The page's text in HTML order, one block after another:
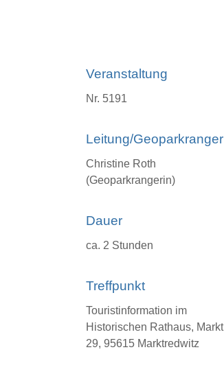
Veranstaltung
Nr. 5191
Leitung/Geoparkranger
Christine Roth
(Geoparkrangerin)
Dauer
ca. 2 Stunden
Treffpunkt
Touristinformation im
Historischen Rathaus, Markt
29, 95615 Marktredwitz